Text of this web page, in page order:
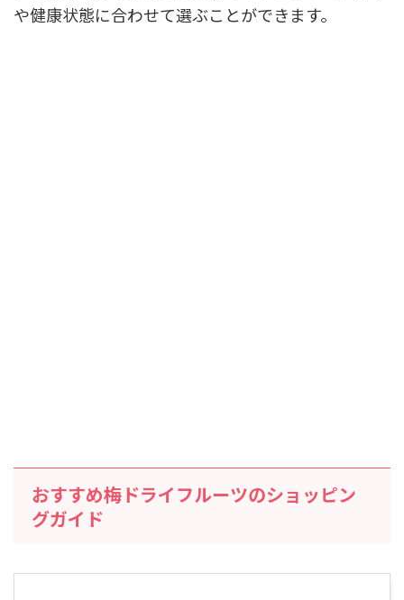
や健康状態に合わせて選ぶことができます。
おすすめ梅ドライフルーツのショッピン
グガイド